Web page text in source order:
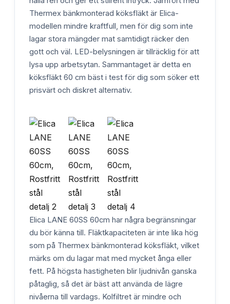
Thermex bänkmonterad köksfläkt är Elica-
modellen mindre kraftfull, men för dig som inte
lagar stora mängder mat samtidigt räcker den
gott och väl. LED-belysningen är tillräcklig för att
lysa upp arbetsytan. Sammantaget är detta en
köksfläkt 60 cm bäst i test för dig som söker ett
prisvärt och diskret alternativ.
Elica LANE 60SS 60cm har några begränsningar
du bör känna till. Fläktkapaciteten är inte lika hög
som på Thermex bänkmonterad köksfläkt, vilket
märks om du lagar mat med mycket ånga eller
fett. På högsta hastigheten blir ljudnivån ganska
påtaglig, så det är bäst att använda de lägre
nivåerna till vardags. Kolfiltret är mindre och